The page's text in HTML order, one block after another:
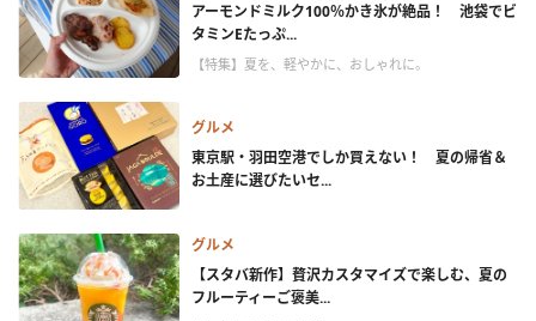
アーモンドミルク100％かき氷が絶品！ 池袋でビ
タミンEたっぷ...
【特集】夏を、軽やかに、おしゃれに。
グルメ
東京駅・羽田空港でしか買えない！ 夏の帰省＆
お土産に選びたいセ...
グルメ
【スタバ新作】贅沢カスタマイズで楽しむ、夏の
フルーティーご褒美...